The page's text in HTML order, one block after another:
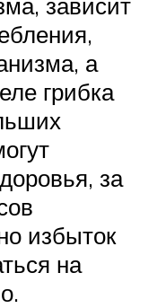
а
грибка
за
избыток
на